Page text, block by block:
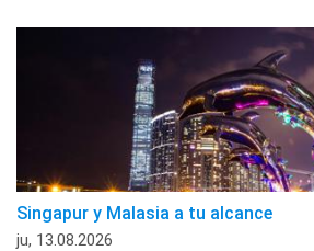
Singapur y Malasia a tu alcance
ju, 13.08.2026